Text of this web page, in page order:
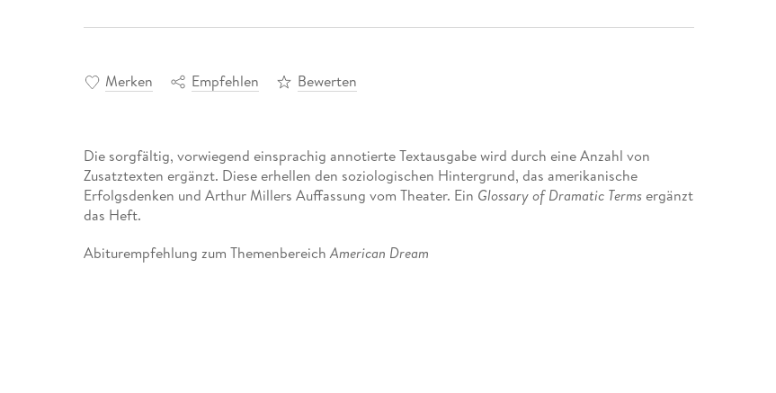
Merken Empfehlen Bewerten
Die sorgfältig, vorwiegend einsprachig annotierte Textausgabe wird durch eine Anzahl von
Zusatztexten ergänzt. Diese erhellen den soziologischen Hintergrund, das amerikanische
Erfolgsdenken und Arthur Millers Auffassung vom Theater. Ein Glossary of Dramatic Terms ergänzt
das Heft.
Abiturempfehlung zum ThemenbereichAmerican Dream